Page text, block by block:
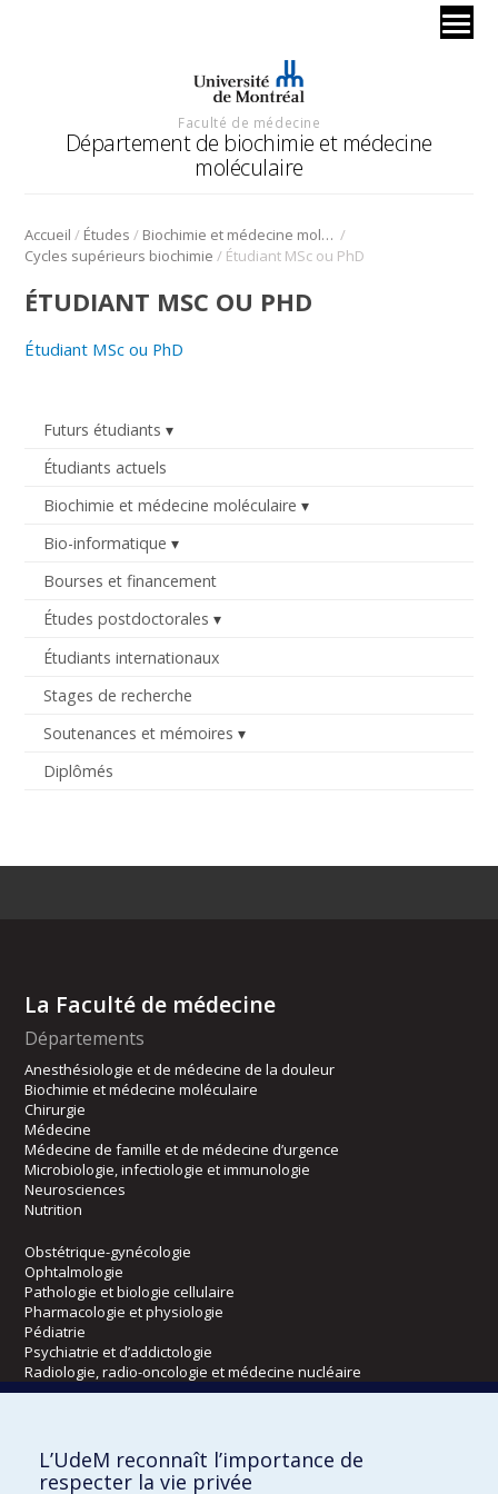
Faculté de médecine
Département de biochimie et médecine
moléculaire
Accueil / Études / Biochimie et médecine moléculaire /
Cycles supérieurs biochimie / Étudiant MSc ou PhD
Futurs étudiants
Étudiants actuels
Biochimie et médecine moléculaire
Bio-informatique
Bourses et financement
Études postdoctorales
Étudiants internationaux
Stages de recherche
Soutenances et mémoires
Diplômés
ÉTUDIANT MSC OU PHD
Étudiant MSc ou PhD
La Faculté de médecine
Départements
Anesthésiologie et de médecine de la douleur
Biochimie et médecine moléculaire
Chirurgie
Médecine
Médecine de famille et de médecine d’urgence
Microbiologie, infectiologie et immunologie
Neurosciences
Nutrition
Obstétrique-gynécologie
Ophtalmologie
Pathologie et biologie cellulaire
Pharmacologie et physiologie
Pédiatrie
Psychiatrie et d’addictologie
Radiologie, radio-oncologie et médecine nucléaire
Écoles
Kinésiologie et des sciences de l’activité physique
L’UdeM reconnaît l’importance de
respecter la vie privée